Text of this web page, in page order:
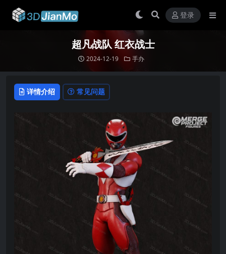
登录
超凡战队 红衣战士
2024-12-19 手办
详情介绍 常见问题